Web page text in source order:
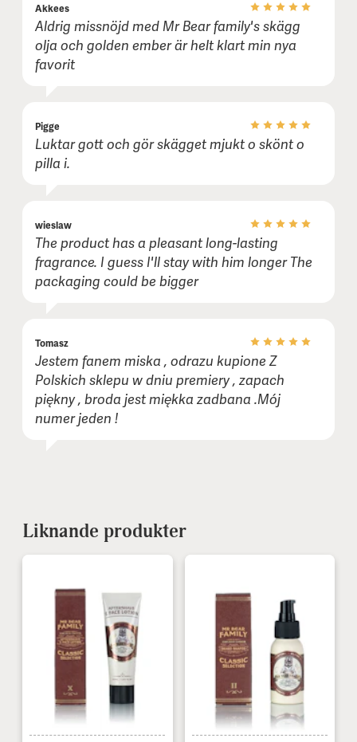
Akkees
Aldrig missnöjd med Mr Bear family's skägg
olja och golden ember är helt klart min nya
favorit
Pigge
Luktar gott och gör skägget mjukt o skönt o
pilla i.
wieslaw
The product has a pleasant long-lasting
fragrance. I guess I'll stay with him longer The
packaging could be bigger
Tomasz
Jestem fanem miska , odrazu kupione Z
Polskich sklepu w dniu premiery , zapach
piękny , broda jest miękka zadbana .Mój
numer jeden !
Liknande produkter